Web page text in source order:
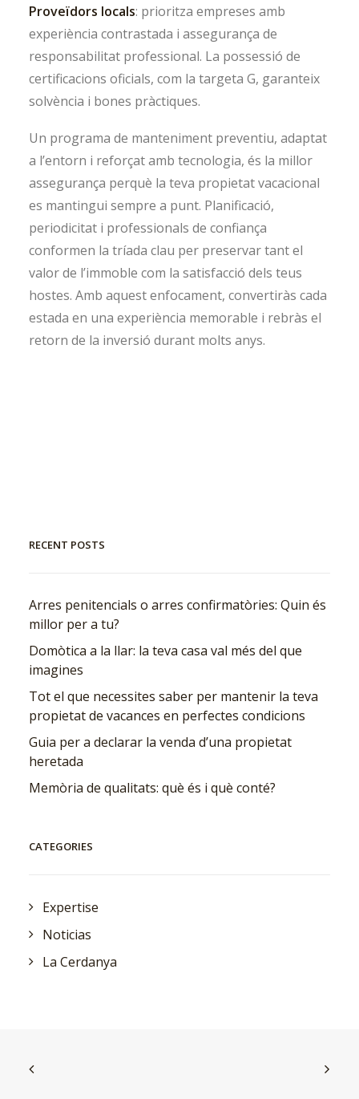
Proveïdors locals: prioritza empreses amb
experiència contrastada i assegurança de
responsabilitat professional. La possessió de
certificacions oficials, com la targeta G, garanteix
solvència i bones pràctiques.
Un programa de manteniment preventiu, adaptat
a l’entorn i reforçat amb tecnologia, és la millor
assegurança perquè la teva propietat vacacional
es mantingui sempre a punt. Planificació,
periodicitat i professionals de confiança
conformen la tríada clau per preservar tant el
valor de l’immoble com la satisfacció dels teus
hostes. Amb aquest enfocament, convertiràs cada
estada en una experiència memorable i rebràs el
retorn de la inversió durant molts anys.
RECENT POSTS
Arres penitencials o arres confirmatòries: Quin és
millor per a tu?
Domòtica a la llar: la teva casa val més del que
imagines
Tot el que necessites saber per mantenir la teva
propietat de vacances en perfectes condicions
Guia per a declarar la venda d’una propietat
heretada
Memòria de qualitats: què és i què conté?
CATEGORIES
Expertise
Noticias
La Cerdanya